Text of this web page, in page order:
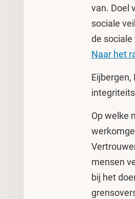
van. Doel
sociale
de
Naar het
Eijbergen,
Op welke
mensen
bij het